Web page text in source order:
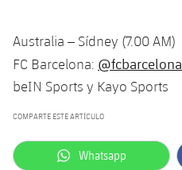
Australia – Sídney (7.00 AM)
FC Barcelona: @fcbarcelona
beIN Sports y Kayo Sports
COMPARTE ESTE ARTÍCULO
label.aria.whatsapp
Whatsapp